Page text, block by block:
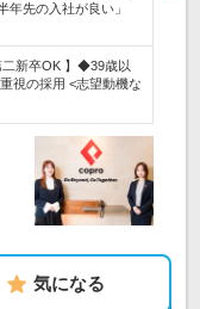
先の入社が良い」
二新卒OK 】◆39歳以
視の採用 <志望動機な
気になる